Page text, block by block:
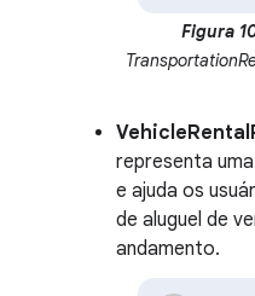
Figura
representa
e ajuda os
de aluguel de
andamento.